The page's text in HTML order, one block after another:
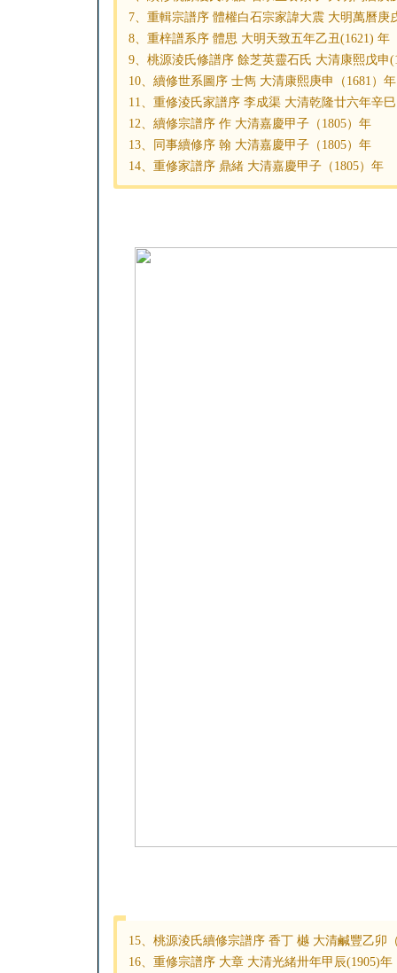
7、重輯宗譜序 體權白石宗家諱大震 大明萬曆庚
8、重梓譜系序 體思 大明天致五年乙丑(1621) 年
9、桃源淩氏修譜序 餘芝英靈石氏 大清康熙戊申
10、續修世系圖序 士雋 大清康熙庚申（1681）年
11、重修淩氏家譜序 李成渠 大清乾隆廿六年辛
12、續修宗譜序 作 大清嘉慶甲子（1805）年
13、同事續修序 翰 大清嘉慶甲子（1805）年
14、重修家譜序 鼎緒 大清嘉慶甲子（1805）年
15、桃源淩氏續修宗譜序 香丁 樾 大清鹹豐乙卯
16、重修宗譜序 大章 大清光緒卅年甲辰(1905)年